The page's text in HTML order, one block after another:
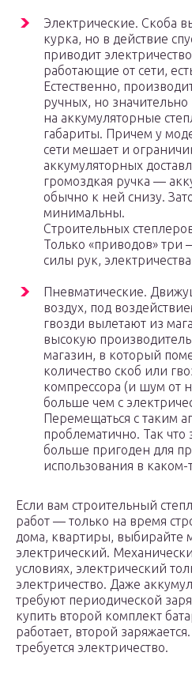
Электрические. Скоба
курка, но в действие
приводит
работающие от сети,
Естественно,
ручных, но
на аккумуляторные
габариты. Причем у
сети мешает и
аккумуляторных
громоздкая ручка —
обычно к ней снизу.
минимальны.
Строительных
Только «приводов» три
силы рук,
Пневматические.
воздух, под
гвозди вылетают из
высокую
магазин, в который
количество скоб или
компрессора (и шум от
больше чем с
Перемещаться с таким
проблематично. Так что
больше пригоден для
использования в
Если вам строительный
работ — только на время
дома, квартиры, выбирайте
электрический.
условиях, электрический
электричество. Даже
требуют периодической
купить второй комплект
работает, второй
требуется электричество.